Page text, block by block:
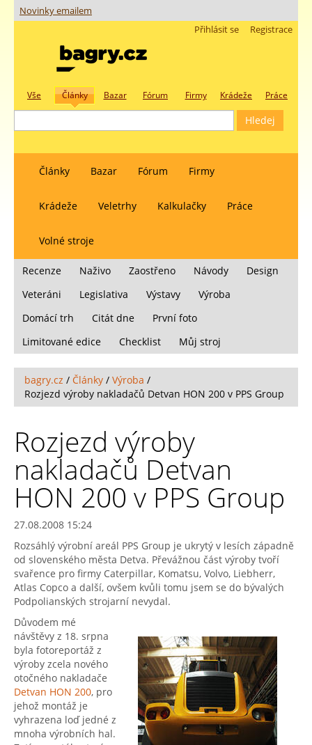
Novinky emailem
Registrace
Přihlásit se
Vše Články Bazar Fórum Firmy Krádeže Práce
Články Bazar Fórum Firmy
Krádeže Veletrhy Kalkulačky Práce
Volné stroje
Recenze Naživo Zaostřeno Návody
Design
Veteráni
Legislativa Výstavy
Výroba
Domácí trh
Citát dne
První foto
Limitované edice
Checklist Můj stroj
bagry.cz / Články / Výroba /
Rozjezd výroby nakladačů Detvan HON 200 v PPS Group
Rozjezd výroby
nakladačů Detvan
HON 200 v PPS Group
27.08.2008 15:24
Rozsáhlý výrobní areál PPS Group je ukrytý v lesích západně
od slovenského města Detva. Převážnou část výroby tvoří
svařence pro firmy Caterpillar, Komatsu, Volvo, Liebherr,
Atlas Copco a další, ovšem kvůli tomu jsem se do bývalých
Podpolianských strojarní nevydal.
Důvodem mé
návštěvy z 18. srpna
byla fotoreportáž z
výroby zcela nového
otočného nakladače
Detvan HON 200, pro
jehož montáž je
vyhrazena loď jedné z
mnoha výrobních hal.